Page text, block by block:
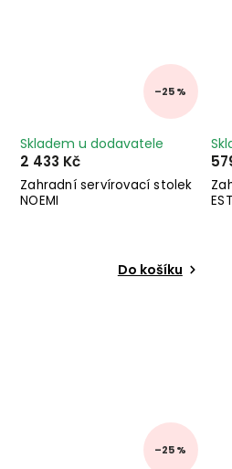
–25 %
Zahradní servírovací stolek
NOEMI
Skladem u dodavatele
2 433 Kč
Do košíku
–25 %